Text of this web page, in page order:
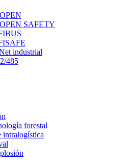
SAFETY
industrial
485
forestal
intralogística